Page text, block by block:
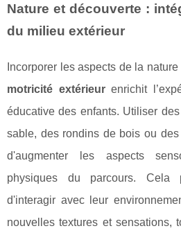
Nature et découverte :
du milieu extérieur
Incorporer les aspects de la
motricité extérieurenrichit
éducative des enfants. Utiliser
sable, des rondins de bois ou
d'augmenter les aspects
physiques du parcours. Cela
d'interagir avec leur
nouvelles textures et sensations,